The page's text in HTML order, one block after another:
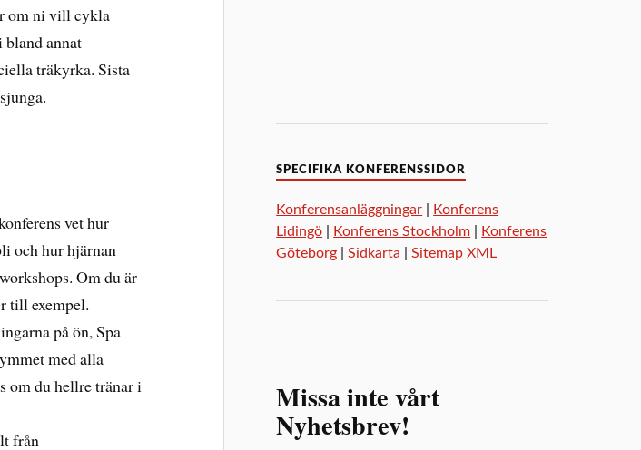
om ni vill cykla
bland annat
träkyrka. Sista
vet hur
och hur hjärnan
Om du är
till exempel.
på ön, Spa
med alla
om du hellre tränar i
från
SPECIFIKA KONFERENSSIDOR
Konferensanläggningar
Konferens
Lidingö
Konferens Stockholm
Konferens
Göteborg |Sidkarta |Sitemap XML
Missa inte vårt
Nyhetsbrev!